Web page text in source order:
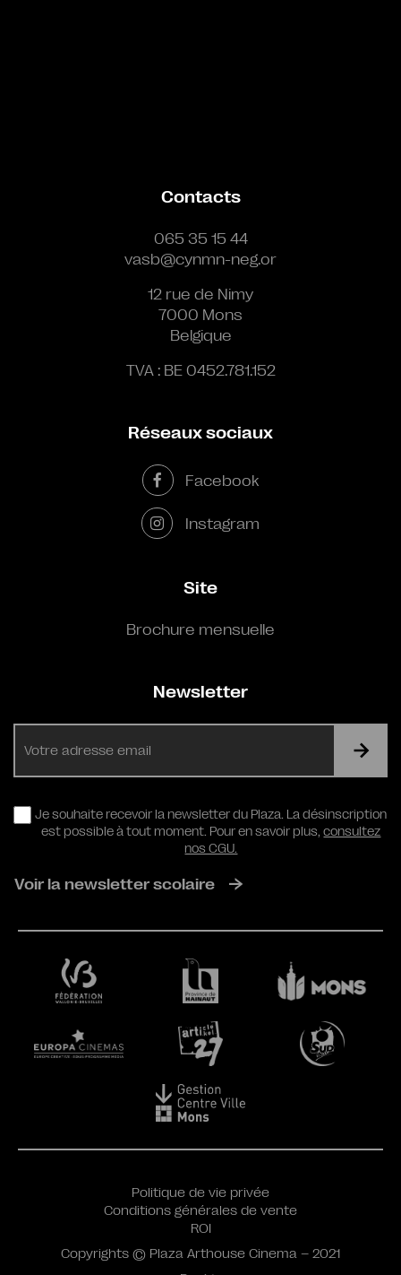
Contacts
065 35 15 44
vasb@cynmn-neg.or
12 rue de Nimy
7000 Mons
Belgique
TVA : BE 0452.781.152
Réseaux sociaux
Facebook
Instagram
Site
Brochure mensuelle
Newsletter
RGPD
Je souhaite recevoir la newsletter du Plaza. La désinscription
est possible à tout moment. Pour en savoir plus,consultez
nos CGU.
Voir la newsletter scolaire
Politique de vie privée
Conditions générales de vente
ROI
Copyrights © Plaza Arthouse Cinema – 2021